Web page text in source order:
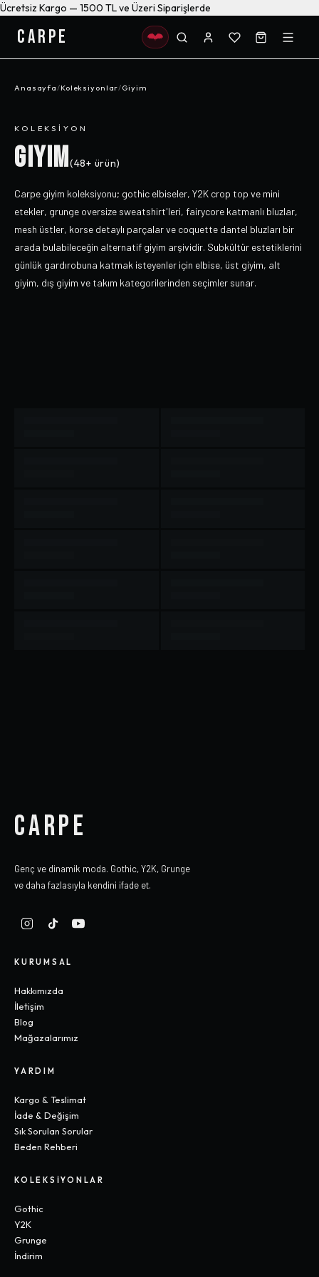
Ücretsiz Kargo — 1500 TL ve Üzeri Siparişlerde
CARPE
Anasayfa/Koleksiyonlar/Giyim
KOLEKSIYON
GIYIM(48+ ürün)
Carpe giyim koleksiyonu; gothic elbiseler, Y2K crop top ve mini
etekler, grunge oversize sweatshirt'leri, fairycore katmanlı bluzlar,
mesh üstler, korse detaylı parçalar ve coquette dantel bluzları bir
arada bulabileceğin alternatif giyim arşividir. Subkültür estetiklerini
günlük gardırobuna katmak isteyenler için elbise, üst giyim, alt
giyim, dış giyim ve takım kategorilerinden seçimler sunar.
CARPE
Genç ve dinamik moda. Gothic, Y2K, Grunge
ve daha fazlasıyla kendini ifade et.
KURUMSAL
Hakkımızda
İletişim
Blog
Mağazalarımız
YARDIM
Kargo & Teslimat
İade & Değişim
Sık Sorulan Sorular
Beden Rehberi
KOLEKSIYONLAR
Gothic
Y2K
Grunge
İndirim